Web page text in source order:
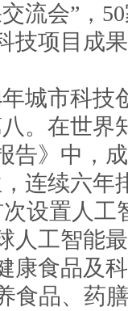
流会”，
技项目成
城市科技
。在世界
告》中，
连续六年
设置人工
人工智能
康食品及
食品、药